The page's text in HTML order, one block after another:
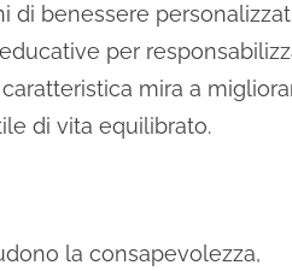
di benessere
per
mira a
di vita equilibrato.
la consapevolezza,